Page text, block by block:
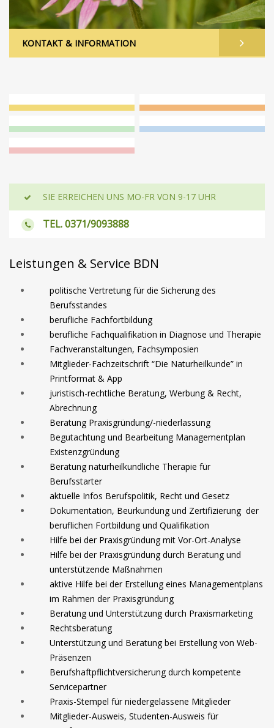
KONTAKT & INFORMATION
SIE ERREICHEN UNS MO-FR VON 9-17 UHR
TEL. 0371/9093888
Leistungen & Service BDN
politische Vertretung für die Sicherung des
Berufsstandes
berufliche Fachfortbildung
berufliche Fachqualifikation in Diagnose und Therapie
Fachveranstaltungen, Fachsymposien
Mitglieder-Fachzeitschrift “Die Naturheilkunde” in
Printformat & App
juristisch-rechtliche Beratung, Werbung & Recht,
Abrechnung
Beratung Praxisgründung/-niederlassung
Begutachtung und Bearbeitung Managementplan
Existenzgründung
Beratung naturheilkundliche Therapie für
Berufsstarter
aktuelle Infos Berufspolitik, Recht und Gesetz
Dokumentation, Beurkundung und Zertifizierung der
beruflichen Fortbildung und Qualifikation
Hilfe bei der Praxisgründung mit Vor-Ort-Analyse
Hilfe bei der Praxisgründung durch Beratung und
unterstützende Maßnahmen
aktive Hilfe bei der Erstellung eines Managementplans
im Rahmen der Praxisgründung
Beratung und Unterstützung durch Praxismarketing
Rechtsberatung
Unterstützung und Beratung bei Erstellung von Web-
Präsenzen
Berufshaftpflichtversicherung durch kompetente
Servicepartner
Praxis-Stempel für niedergelassene Mitglieder
Mitglieder-Ausweis, Studenten-Ausweis für